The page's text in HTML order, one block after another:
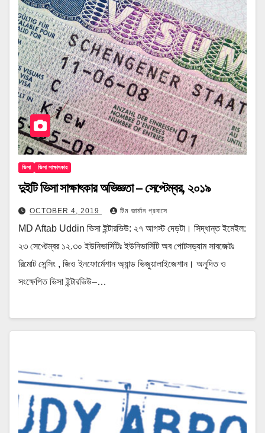
ভিসা ভিসা সাক্ষাৎকার
দুইটি ভিসা সাক্ষাৎকার অভিজ্ঞতা – সেপ্টেম্বর, ২০১৯
OCTOBER 4, 2019 টিম জার্মান প্রবাসে
MD Aftab Uddin ভিসা ইন্টারভিউ: ২৭ আগস্ট দেড়টা। সিদ্ধান্ত ইমেইল:
২৩ সেপ্টেম্বর ১২.৩০ ইউনিভার্সিটিঃ ইউনিভার্সিটি অব পোটসড্যাম সাবজেক্টঃ
রিমোট সেন্সিং , জিও ইনফোর্মেশান অ্যান্ড ভিজুয়ালাইজেশান। অনূদিত ও
সংক্ষেপিত ভিসা ইন্টারভিউ–…